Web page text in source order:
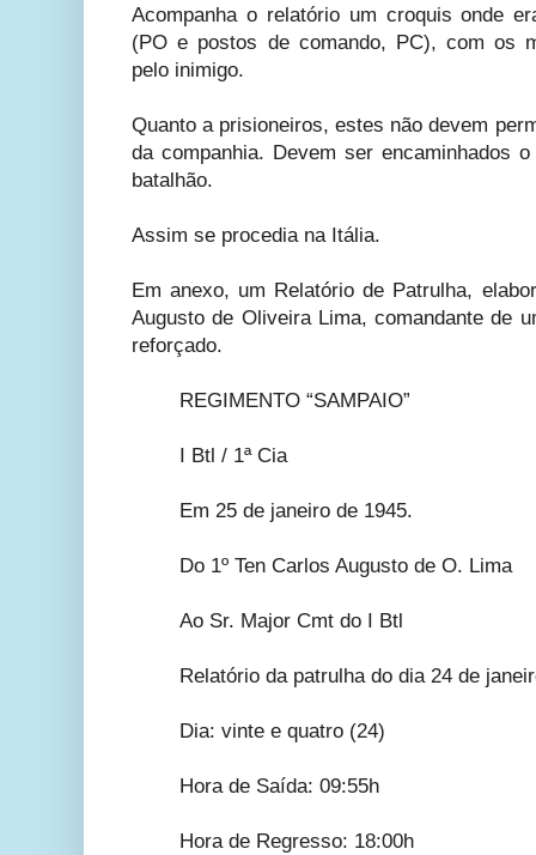
Acompanha o relatório um croquis onde
(PO e postos de comando, PC), com os
pelo inimigo.
Quanto a prisioneiros, estes não devem
da companhia. Devem ser encaminhados
batalhão.
Assim se procedia na Itália.
Em anexo, um Relatório de Patrulha,
Augusto de Oliveira Lima, comandante de
reforçado.
REGIMENTO “SAMPAIO”
I Btl / 1ª Cia
Em 25 de janeiro de 1945.
Do 1º Ten Carlos Augusto de O. Lima
Ao Sr. Major Cmt do I Btl
Relatório da patrulha do dia 24 de
Dia: vinte e quatro (24)
Hora de Saída: 09:55h
Hora de Regresso: 18:00h